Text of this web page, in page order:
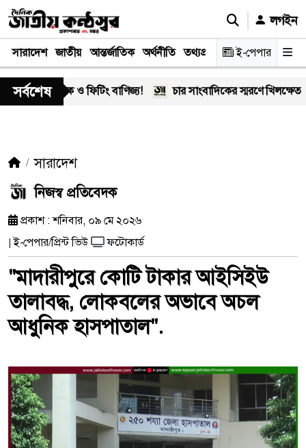
লগইন
সারাদেশ জাতীয় আন্তর্জাতিক অর্থনীতি তথ্যপ্রযুক্তি স্বাস্থ্য আইন-
ই-পেপার
সর্বশেষ
মাদক ও ফিটিং বাণিজ্য! চার সাংবাদিকের স্মরণে খিলক্ষেত প্রেস
সারাদেশ
নিজস্ব প্রতিবেদক
প্রকাশ : শনিবার, ০৯ মে ২০২৬
| ই-পেপার/প্রিন্ট ভিউ ফটোকার্ড
"মাদারীপুরে কোটি টাকার আইসিইউ
তালাবদ্ধ, লোকবলের অভাবে অচল
আধুনিক হাসপাতাল".